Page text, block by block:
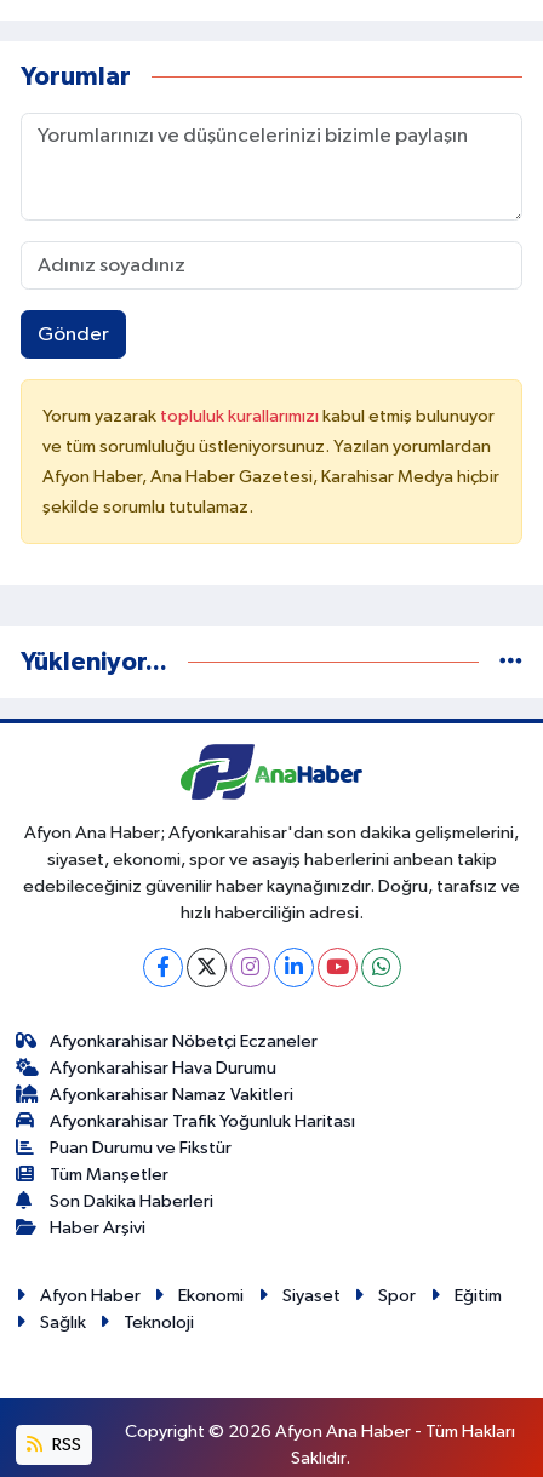
Yorumlar
Gönder
Yorum yazarak topluluk kurallarımızı kabul etmiş bulunuyor
ve tüm sorumluluğu üstleniyorsunuz. Yazılan yorumlardan
Afyon Haber, Ana Haber Gazetesi, Karahisar Medya hiçbir
şekilde sorumlu tutulamaz.
Yükleniyor...
Afyon Ana Haber; Afyonkarahisar'dan son dakika gelişmelerini,
siyaset, ekonomi, spor ve asayiş haberlerini anbean takip
edebileceğiniz güvenilir haber kaynağınızdır. Doğru, tarafsız ve
hızlı haberciliğin adresi.
Afyonkarahisar Nöbetçi Eczaneler
Afyonkarahisar Hava Durumu
Afyonkarahisar Namaz Vakitleri
Afyonkarahisar Trafik Yoğunluk Haritası
Puan Durumu ve Fikstür
Tüm Manşetler
Son Dakika Haberleri
Haber Arşivi
Afyon Haber Ekonomi Siyaset Spor
Eğitim
Sağlık
Teknoloji
RSS
Copyright © 2026 Afyon Ana Haber - Tüm Hakları
Saklıdır.